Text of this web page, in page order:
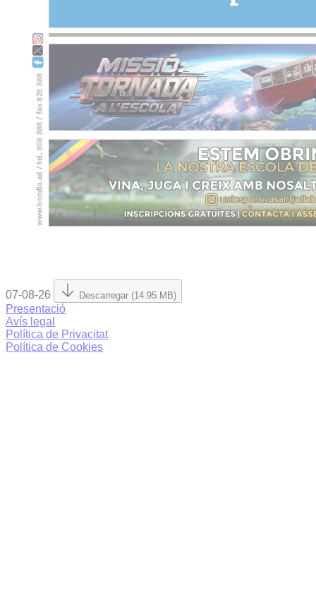
07-08-26 Descarregar (14.95 MB)
Presentació
Avís legal
Política de Privacitat
Política de Cookies